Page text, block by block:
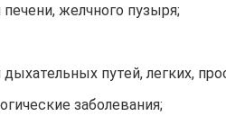
печени, желчного пузыря;
дыхательных путей, легких,
заболевания;